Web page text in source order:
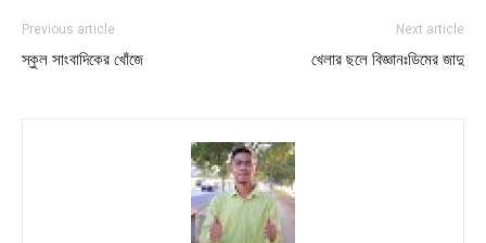
Previous article
স্কুল সাংবাদিকের খোঁজে
Next article
খেলার ছলে বিজ্ঞানঃডিমের জাদু